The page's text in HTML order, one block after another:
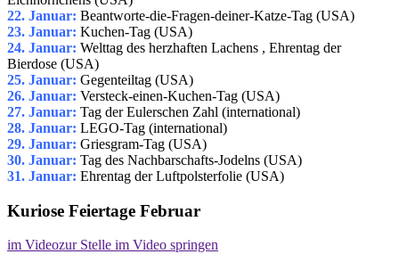
22. Januar: Beantworte-die-Fragen-deiner-Katze-Tag (USA)
23. Januar: Kuchen-Tag (USA)
24. Januar: Welttag des herzhaften Lachens , Ehrentag der
Bierdose (USA)
25. Januar: Gegenteiltag (USA)
26. Januar: Versteck-einen-Kuchen-Tag (USA)
27. Januar: Tag der Eulerschen Zahl (international)
28. Januar: LEGO-Tag (international)
29. Januar: Griesgram-Tag (USA)
30. Januar: Tag des Nachbarschafts-Jodelns (USA)
31. Januar: Ehrentag der Luftpolsterfolie (USA)
Kuriose Feiertage Februar
im Videozur Stelle im Video springen